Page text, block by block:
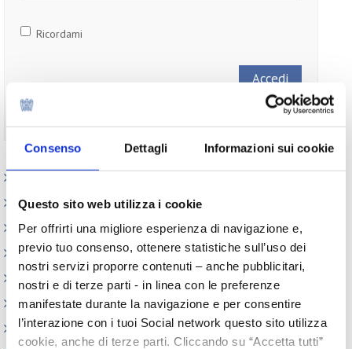
Consenso Dettagli Informazioni sui cookie
Questo sito web utilizza i cookie
Per offrirti una migliore esperienza di navigazione e,
previo tuo consenso, ottenere statistiche sull’uso dei
nostri servizi proporre contenuti – anche pubblicitari,
nostri e di terze parti - in linea con le preferenze
manifestate durante la navigazione e per consentire
l’interazione con i tuoi Social network questo sito utilizza
cookie, anche di terze parti. Cliccando su “Accetta tutti”
Ricordami
Non ti sei ancora registrato?
Iniziative
Webinar
Circolari
Memorandum of Understanding
Corsi di formazione
Contatti utili